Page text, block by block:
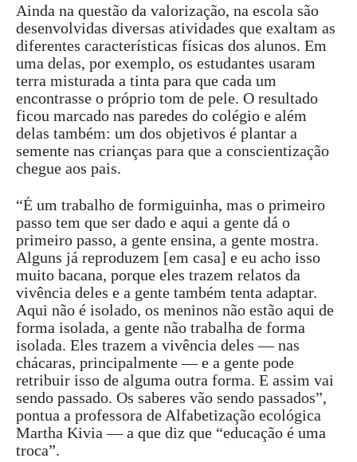
Ainda na questão da valorização, na escola são
desenvolvidas diversas atividades que exaltam as
diferentes características físicas dos alunos. Em
uma delas, por exemplo, os estudantes usaram
terra misturada a tinta para que cada um
encontrasse o próprio tom de pele. O resultado
ficou marcado nas paredes do colégio e além
delas também: um dos objetivos é plantar a
semente nas crianças para que a conscientização
chegue aos pais.
“É um trabalho de formiguinha, mas o primeiro
passo tem que ser dado e aqui a gente dá o
primeiro passo, a gente ensina, a gente mostra.
Alguns já reproduzem [em casa] e eu acho isso
muito bacana, porque eles trazem relatos da
vivência deles e a gente também tenta adaptar.
Aqui não é isolado, os meninos não estão aqui de
forma isolada, a gente não trabalha de forma
isolada. Eles trazem a vivência deles — nas
chácaras, principalmente — e a gente pode
retribuir isso de alguma outra forma. E assim vai
sendo passado. Os saberes vão sendo passados”,
pontua a professora de Alfabetização ecológica
Martha Kivia — a que diz que “educação é uma
troca”.